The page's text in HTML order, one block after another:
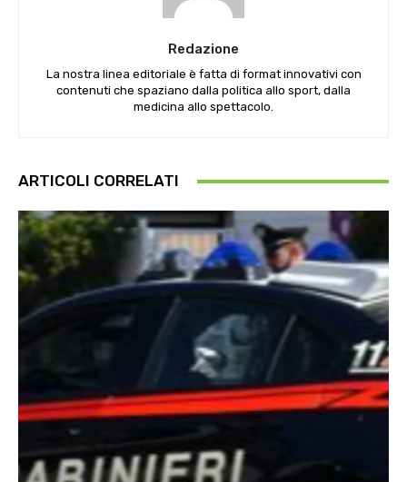
Redazione
La nostra linea editoriale è fatta di format innovativi con
contenuti che spaziano dalla politica allo sport, dalla
medicina allo spettacolo.
ARTICOLI CORRELATI